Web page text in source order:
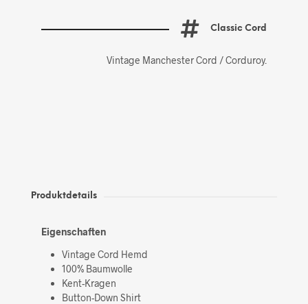
Classic Cord
Vintage Manchester Cord / Corduroy.
Produktdetails
Eigenschaften
Vintage Cord Hemd
100% Baumwolle
Kent-Kragen
Button-Down Shirt